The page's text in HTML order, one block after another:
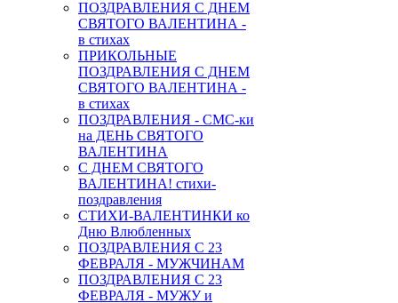
ПОЗДРАВЛЕНИЯ С ДНЕМ
СВЯТОГО ВАЛЕНТИНА -
в стихах
ПРИКОЛЬНЫЕ
ПОЗДРАВЛЕНИЯ С ДНЕМ
СВЯТОГО ВАЛЕНТИНА -
в стихах
ПОЗДРАВЛЕНИЯ - СМС-ки
на ДЕНЬ СВЯТОГО
ВАЛЕНТИНА
С ДНЕМ СВЯТОГО
ВАЛЕНТИНА! стихи-
поздравления
СТИХИ-ВАЛЕНТИНКИ ко
Дню Влюбленных
ПОЗДРАВЛЕНИЯ С 23
ФЕВРАЛЯ - МУЖЧИНАМ
ПОЗДРАВЛЕНИЯ С 23
ФЕВРАЛЯ - МУЖУ и